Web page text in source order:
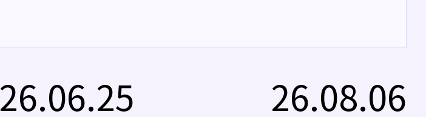
26.06.25 26.08.06